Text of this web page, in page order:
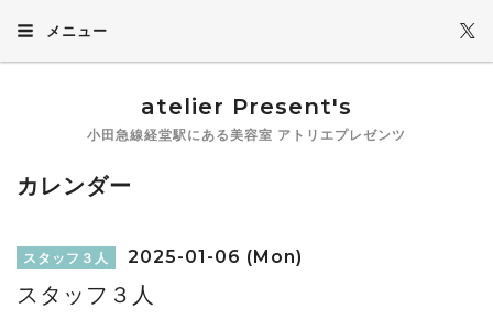
メニュー
atelier Present's
小田急線経堂駅にある美容室 アトリエプレゼンツ
カレンダー
スタッフ３人 2025-01-06 (Mon)
スタッフ３人